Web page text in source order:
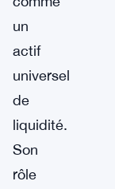
un
actif
universel
de
liquidité.
Son
rôle